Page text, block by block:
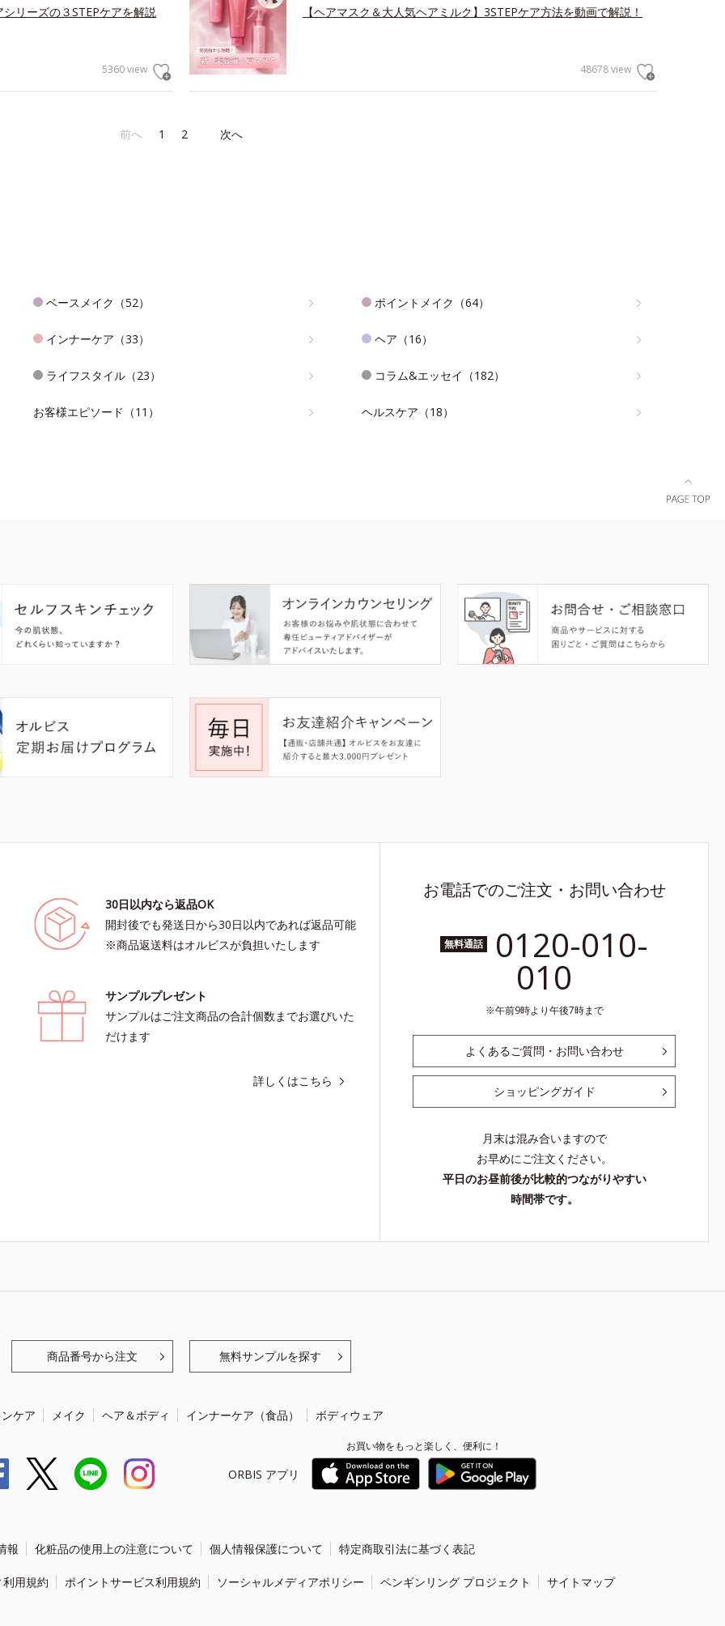
リーズの３STEPケアを解説
5360 view
【ヘアマスク＆大人気ヘアミルク】3STEPケア方法を動画で解説！
48678 view
前へ 1 2 次へ
ベースメイク（52） ポイントメイク（64）
インナーケア（33） ヘア（16）
ライフスタイル（23） コラム&エッセイ（182）
お客様エピソード（11） ヘルスケア（18）
30日以内なら返品OK
開封後でも発送日から30日以内であれば返品可能
※商品返送料はオルビスが負担いたします
サンプルプレゼント
サンプルはご注文商品の合計個数までお選びいた
だけます
詳しくはこちら
お電話でのご注文・お問い合わせ
無料通話 0120-010-
010
午前9時より午後7時まで
よくあるご質問・お問い合わせ
ショッピングガイド
月末は混み合いますので
お早めにご注文ください。
平日のお昼前後が比較的つながりやすい
時間帯です。
商品番号から注文 無料サンプルを探す
ケア メイク ヘア＆ボディ インナーケア（食品） ボディウェア
ORBIS アプリ
お買い物をもっと楽しく、便利に！
報 化粧品の使用上の注意について 個人情報保護について 特定商取引法に基づく表記
用規約 ポイントサービス利用規約 ソーシャルメディアポリシー ペンギンリング プロジェクト サイトマップ